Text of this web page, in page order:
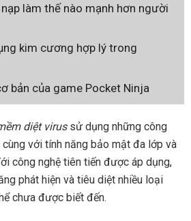
làm thế nào mạnh hơn người
kim cương hợp lý trong
bản của game Pocket Ninja
diệt virus sử dụng những công
với tính năng bảo mật đa lớp và
công nghệ tiên tiến được áp dụng,
phát hiện và tiêu diệt nhiều loại
chưa được biết đến.